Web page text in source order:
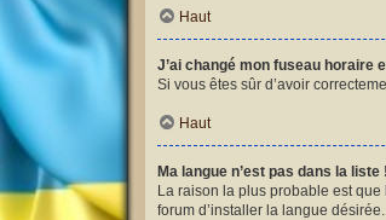
Haut
J’ai changé mon fuseau horaire
Si vous êtes sûr d’avoir
Haut
Ma langue n’est pas dans la liste !
La raison la plus probable est
forum d’installer la langue